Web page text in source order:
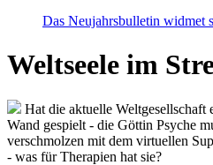
Das Neujahrsbulletin widmet
Weltseele im
Hat die aktuelle Weltgesellschaft
Wand gespielt - die Göttin Psyche
verschmolzen mit dem virtuellen
- was für Therapien hat sie?